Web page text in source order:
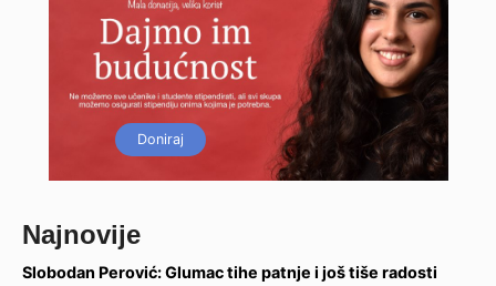
Doniraj
Najnovije
Slobodan Perović: Glumac tihe patnje i još tiše radosti